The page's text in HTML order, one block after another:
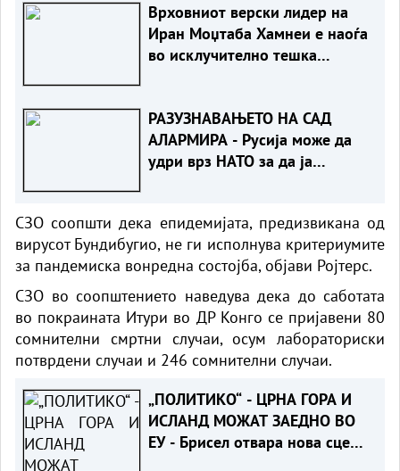
Врховниот верски лидер на
Иран Моџтаба Хамнеи е наоѓа
во исклучително тешка
РАЗУЗНАВАЊЕТО НА САД
АЛАРМИРА - Русија може да
удри врз НАТО за да ја
СЗО соопшти дека епидемијата, предизвикана од
вирусот Бундибугио, не ги исполнува критериумите
за пандемиска вонредна состојба, објави Ројтерс.
СЗО во соопштението наведува дека до саботата
во покраината Итури во ДР Конго се пријавени 80
сомнителни смртни случаи, осум лабораториски
потврдени случаи и 246 сомнителни случаи.
„ПОЛИТИКО“ - ЦРНА ГОРА И
ИСЛАНД МОЖАТ ЗАЕДНО ВО
ЕУ - Брисел отвара нова сцена